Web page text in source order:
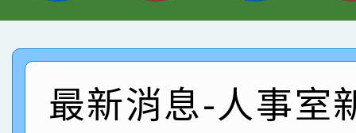
臺灣台語-第二名
市賽榮獲科學小創客佳
創客第三名。
賀！本校參加桃園市中
賽 洪綺君教師榮獲社
名
賀！本校阿巴斯O蜜、
倩參加桃園市科展 國
賀！本校四年二班張O
最新消息-人事室